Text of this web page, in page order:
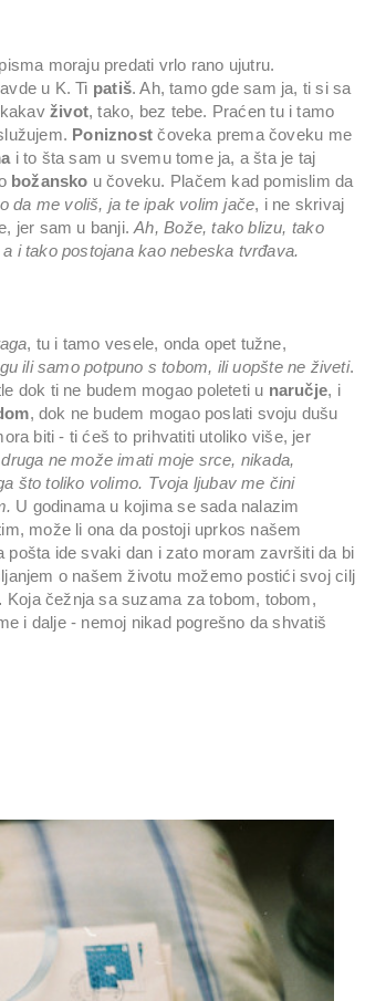
moraju predati vrlo rano ujutru.
u K. Ti patiš. Ah, tamo gde sam ja, ti si sa
život, tako, bez tebe. Praćen tu i tamo
Poniznostčoveka prema čoveku me
i to šta sam u svemu tome ja, a šta je taj
božansko u čoveku. Plačem kad pomislim da
da me voliš, ja te ipak volim jače, i ne skrivaj
jer sam u banji.Ah, Bože, tako blizu, tako
i tako postojana kao nebeska tvrđava.
, tu i tamo vesele, onda opet tužne,
ili samo potpuno s tobom, ili uopšte ne živeti.
dok ti ne budem mogao poleteti u naručje, i
, dok ne budem mogao poslati svoju dušu
biti - ti ćeš to prihvatiti utoliko više, jer
ne može imati moje srce, nikada,
što toliko volimo. Tvoja ljubav me čini
U godinama u kojima se sada nalazim
može li ona da postoji uprkos našem
pošta ide svaki dan i zato moram završiti da bi
o našem životu možemo postići svoj cilj
čežnja sa suzama za tobom, tobom,
i dalje - nemoj nikad pogrešno da shvatiš